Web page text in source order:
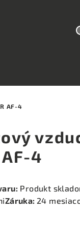
AF-4
4
Produkt
Záruka: 24